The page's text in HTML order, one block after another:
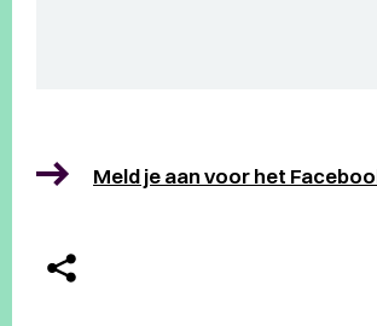
Meld je aan voor het